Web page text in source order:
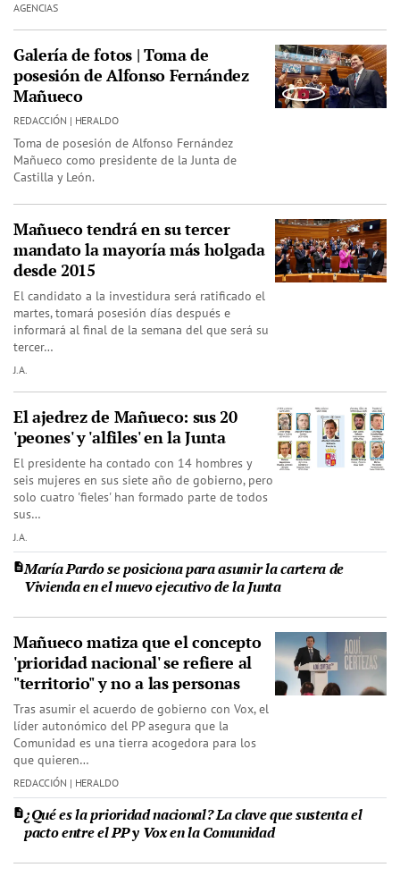
AGENCIAS
Galería de fotos | Toma de
posesión de Alfonso Fernández
Mañueco
REDACCIÓN | HERALDO
Toma de posesión de Alfonso Fernández
Mañueco como presidente de la Junta de
Castilla y León.
Mañueco tendrá en su tercer
mandato la mayoría más holgada
desde 2015
El candidato a la investidura será ratificado el
martes, tomará posesión días después e
informará al final de la semana del que será su
tercer…
J.A.
El ajedrez de Mañueco: sus 20
'peones' y 'alfiles' en la Junta
El presidente ha contado con 14 hombres y
seis mujeres en sus siete año de gobierno, pero
solo cuatro 'fieles' han formado parte de todos
sus…
J.A.
María Pardo se posiciona para asumir la cartera de
Vivienda en el nuevo ejecutivo de la Junta
Mañueco matiza que el concepto
'prioridad nacional' se refiere al
"territorio" y no a las personas
Tras asumir el acuerdo de gobierno con Vox, el
líder autonómico del PP asegura que la
Comunidad es una tierra acogedora para los
que quieren…
REDACCIÓN | HERALDO
¿Qué es la prioridad nacional? La clave que sustenta el
pacto entre el PP y Vox en la Comunidad